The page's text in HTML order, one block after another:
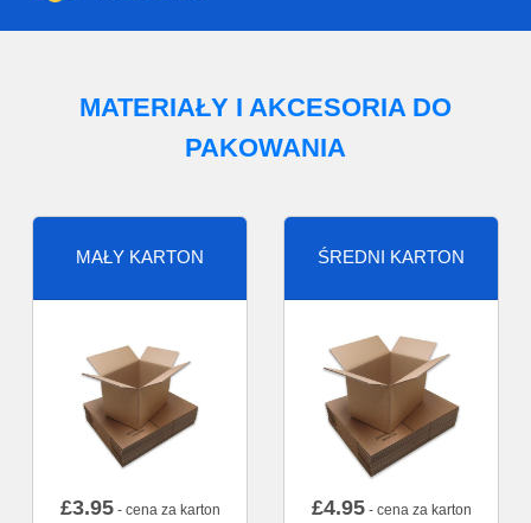
MATERIAŁY I AKCESORIA DO
PAKOWANIA
MAŁY KARTON
£3.95- cena za karton
ŚREDNI KARTON
£4.95- cena za karton